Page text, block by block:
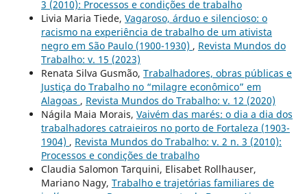
3 (2010): Processos e condições de trabalho
Livia Maria Tiede, Vagaroso, árduo e silencioso: o
racismo na experiência de trabalho de um ativista
negro em São Paulo (1900-1930) , Revista Mundos do
Trabalho: v. 15 (2023)
Renata Silva Gusmão, Trabalhadores, obras públicas e
Justiça do Trabalho no “milagre econômico” em
Alagoas , Revista Mundos do Trabalho: v. 12 (2020)
Nágila Maia Morais, Vaivém das marés: o dia a dia dos
trabalhadores catraieiros no porto de Fortaleza (1903-
1904) , Revista Mundos do Trabalho: v. 2 n. 3 (2010):
Processos e condições de trabalho
Claudia Salomon Tarquini, Elisabet Rollhauser,
Mariano Nagy, Trabalho e trajetórias familiares de